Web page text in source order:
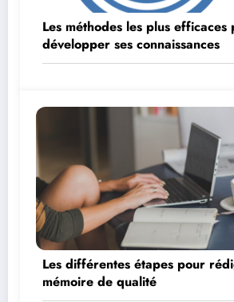
Les méthodes les plus efficaces
développer ses connaissances
Les différentes étapes pour
mémoire de qualité